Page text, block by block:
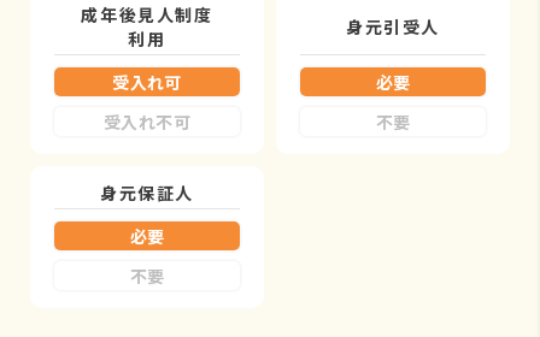
成年後見人制度
利用
受入れ可
受入れ不可
身元引受人
必要
不要
身元保証人
必要
不要